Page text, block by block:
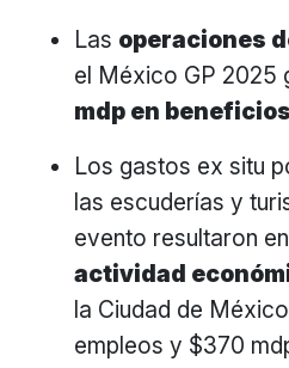
Las operaciones
el México GP 2025
mdp en
Los gastos ex situ
las escuderías y
evento resultaron en
actividad
la Ciudad de
empleos y $370